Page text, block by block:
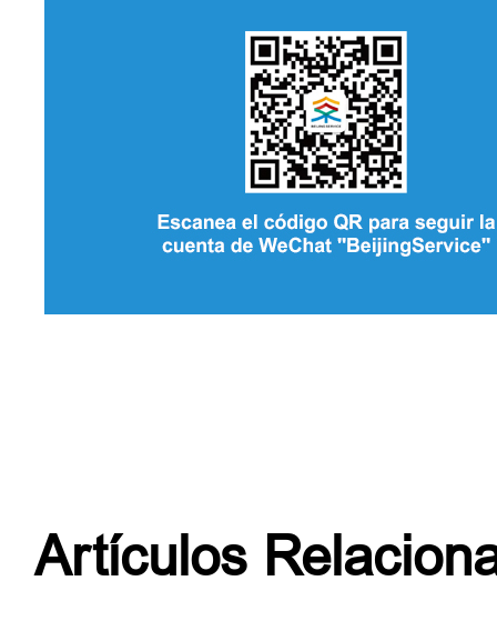
Artículos